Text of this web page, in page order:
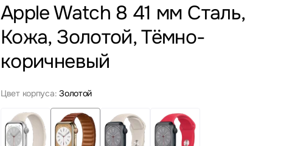
Apple Watch 8 41 мм Сталь,
Кожа, Золотой, Тёмно-
коричневый
Цвет корпуса: Золотой